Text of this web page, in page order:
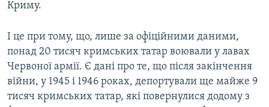
Криму.
І це при тому, що, лише за офіційними даними,
понад 20 тисяч кримських татар воювали у лавах
Червоної армії. Є дані про те, що після закінчення
війни, у 1945 і 1946 роках, депортували ще майже 9
тисяч кримських татар, які повернулися додому з